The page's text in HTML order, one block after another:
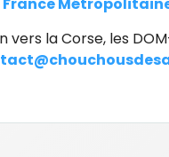
France
vers la Corse, les